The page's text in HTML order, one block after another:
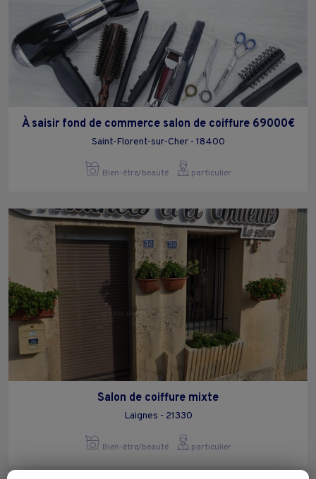
À saisir fond de commerce salon de coiffure 69000€
Saint-Florent-sur-Cher - 18400
Bien-être/beauté particulier
Salon de coiffure mixte
Laignes - 21330
Bien-être/beauté particulier